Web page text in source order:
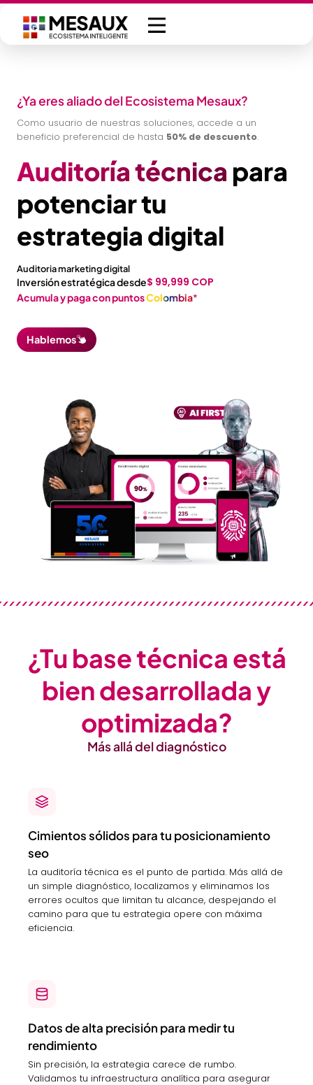
Saltar
contenido
¿Ya eres aliado del Ecosistema Mesaux?
Como usuario de nuestras soluciones, accede a un
beneficio preferencial de hasta 50% de descuento.
Auditoría técnica para
potenciar tu
estrategia digital
Auditoria marketing digital
Inversión estratégica desde$ 99,999 COP
Acumula y paga con puntosColombia*
Hablemos
¿Tu base técnica está
bien desarrollada y
optimizada?
Más allá del diagnóstico
Cimientos sólidos para tu posicionamiento
seo
La auditoría técnica es el punto de partida. Más allá de
un simple diagnóstico, localizamos y eliminamos los
errores ocultos que limitan tu alcance, despejando el
camino para que tu estrategia opere con máxima
eficiencia.
Datos de alta precisión para medir tu
rendimiento
Sin precisión, la estrategia carece de rumbo.
Validamos tu infraestructura analítica para asegurar